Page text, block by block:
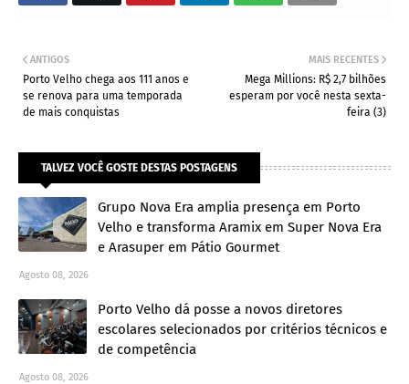
MAIS RECENTES
Mega Millions: R$ 2,7 bilhões
esperam por você nesta sexta-
feira (3)
ANTIGOS
Porto Velho chega aos 111 anos e
se renova para uma temporada
de mais conquistas
TALVEZ VOCÊ GOSTE DESTAS POSTAGENS
Grupo Nova Era amplia presença em Porto
Velho e transforma Aramix em Super Nova Era
e Arasuper em Pátio Gourmet
Agosto 08, 2026
Porto Velho dá posse a novos diretores
escolares selecionados por critérios técnicos e
de competência
Agosto 08, 2026